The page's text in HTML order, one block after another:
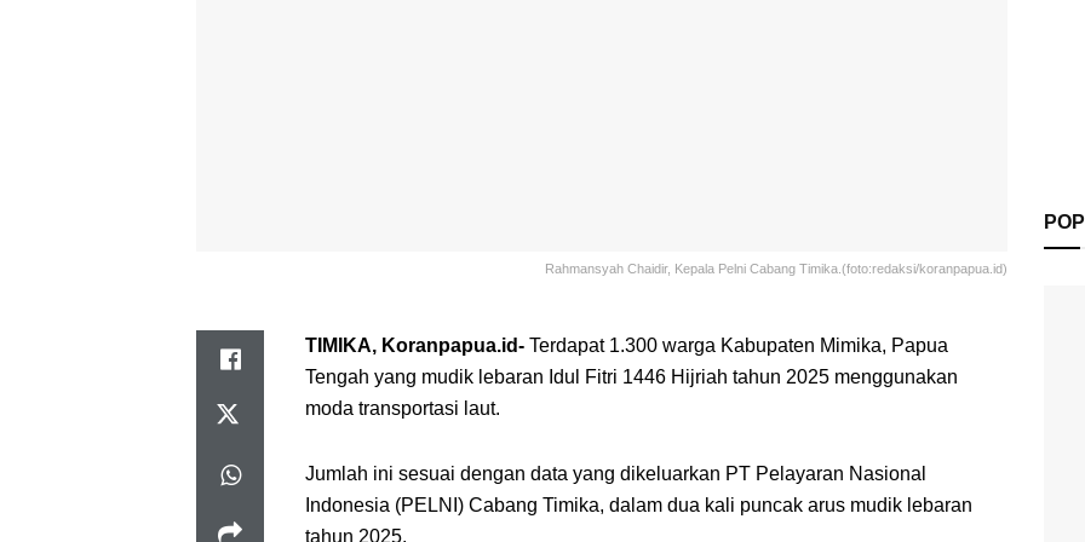
Rahmansyah Chaidir, Kepala Pelni Cabang Timika.(foto:redaksi/koranpapua.id)
TIMIKA, Koranpapua.id- Terdapat 1.300 warga Kabupaten Mimika, Papua
Tengah yang mudik lebaran Idul Fitri 1446 Hijriah tahun 2025 menggunakan
moda transportasi laut.
Jumlah ini sesuai dengan data yang dikeluarkan PT Pelayaran Nasional
Indonesia (PELNI) Cabang Timika, dalam dua kali puncak arus mudik lebaran
tahun 2025.